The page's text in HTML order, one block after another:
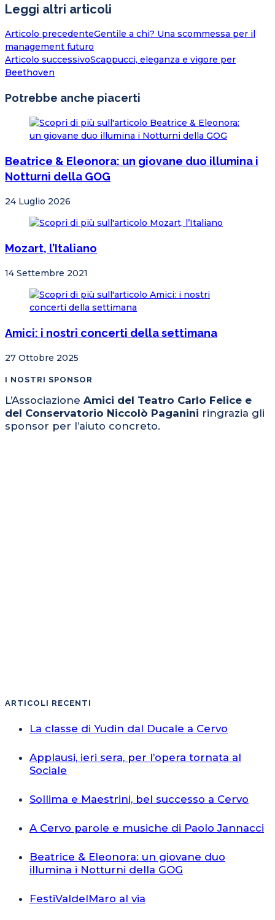
Leggi altri articoli
Articolo precedenteGentile a chi? Una scommessa per il
management futuro
Articolo successivoScappucci, eleganza e vigore per
Beethoven
Potrebbe anche piacerti
Beatrice & Eleonora: un giovane duo illumina i
Notturni della GOG
24 Luglio 2026
Mozart, l’Italiano
14 Settembre 2021
Amici: i nostri concerti della settimana
27 Ottobre 2025
I NOSTRI SPONSOR
L’Associazione Amici del Teatro Carlo Felice e
del Conservatorio Niccolò Paganini ringrazia gli
sponsor per l’aiuto concreto.
ARTICOLI RECENTI
La classe di Yudin dal Ducale a Cervo
Applausi, ieri sera, per l’opera tornata al
Sociale
Sollima e Maestrini, bel successo a Cervo
A Cervo parole e musiche di Paolo Jannacci
Beatrice & Eleonora: un giovane duo
illumina i Notturni della GOG
FestiValdelMaro al via